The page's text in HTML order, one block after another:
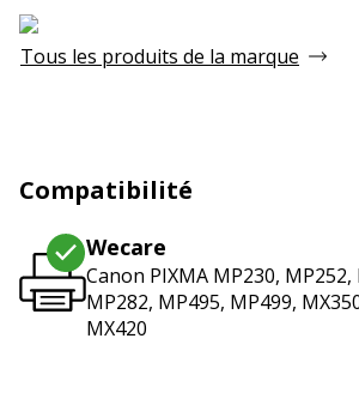
Tous les produits de la marque
Compatibilité
Wecare
Canon PIXMA MP230, MP252,
MP282, MP495, MP499,
MX420